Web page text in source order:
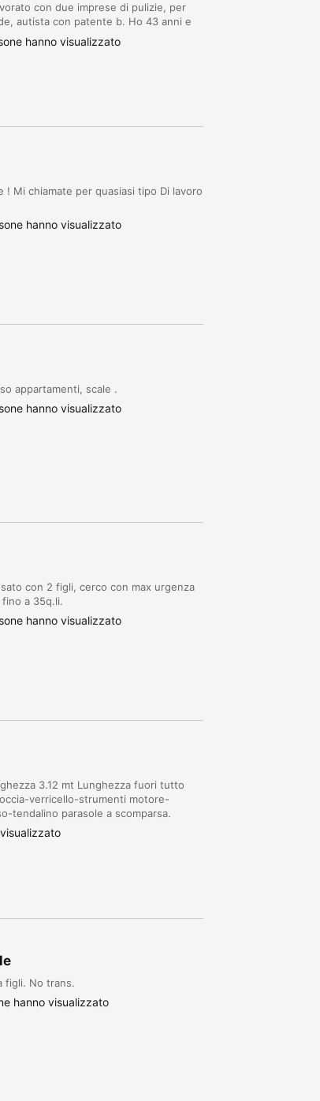
con due imprese di pulizie, per
autista con patente b. Ho 43 anni e
hanno visualizzato
! Mi chiamate per quasiasi tipo Di lavoro
hanno visualizzato
appartamenti, scale .
hanno visualizzato
con 2 figli, cerco con max urgenza
a 35q.li.
hanno visualizzato
3.12 mt Lunghezza fuori tutto
verricello-strumenti motore-
tendalino parasole a scomparsa.
figli. No trans.
hanno visualizzato